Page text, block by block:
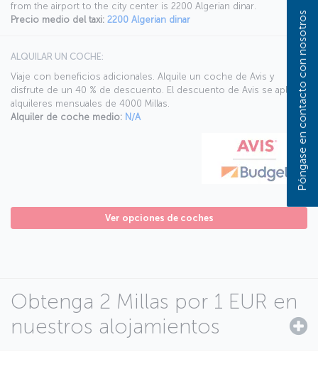
from the airport to the city center is 2200 Algerian dinar.
Precio medio del taxi: 2200 Algerian dinar
ALQUILAR UN COCHE:
Viaje con beneficios adicionales. Alquile un coche de Avis y
disfrute de un 40 % de descuento. El descuento de Avis se aplica a
alquileres mensuales de 4000 Millas.
Alquiler de coche medio: N/A
Ver opciones de coches
Obtenga 2 Millas por 1 EUR en
nuestros alojamientos
Póngase en contacto con nosotros